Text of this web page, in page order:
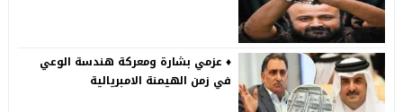
♦️ عزمي بشارة ومعركة هندسة الوعي
في زمن الهيمنة الامبريالية